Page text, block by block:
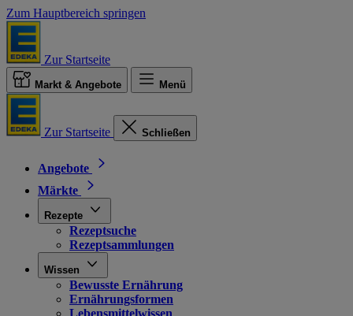
Zum Hauptbereich springen
Zur Startseite
Markt & Angebote Menü
Zur Startseite Schließen
Angebote
Märkte
Rezepte
Rezeptsuche
Rezeptsammlungen
Wissen
Bewusste Ernährung
Ernährungsformen
Lebensmittelwissen